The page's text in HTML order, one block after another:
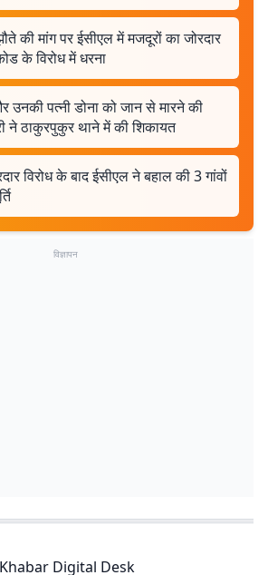
की मांग पर ईसीएल में मजदूरों का जोरदार
के विरोध में धरना
उनकी पत्नी डोना को जान से मारने की
ने ठाकुरपुकुर थाने में की शिकायत
विरोध के बाद ईसीएल ने बहाल की 3 गांवों
विज्ञापन
Digital Desk